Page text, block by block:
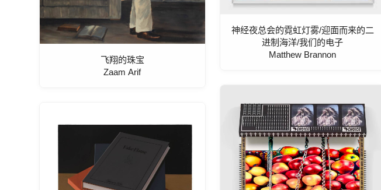
飞翔的珠宝
Zaam Arif
神经夜总会的霓虹灯雾/迎面而来的二
进制海洋/我们的电子
Matthew Brannon